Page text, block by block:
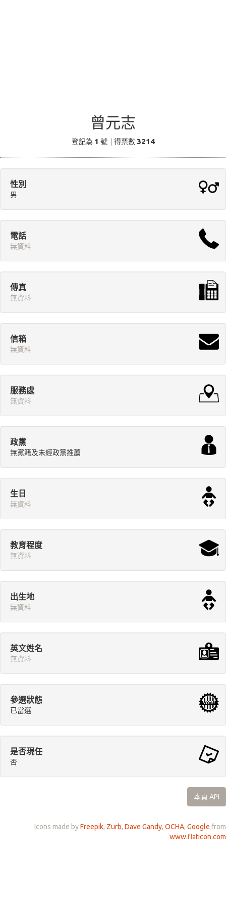
曾元志
登記為 1 號 得票數3214
性別
男
電話
無資料
傳真
無資料
信箱
無資料
服務處
無資料
政黨
無黨籍及未經政黨推薦
生日
無資料
教育程度
無資料
出生地
無資料
英文姓名
無資料
參選狀態
已當選
是否現任
否
本頁 API
Icons made byFreepik, Zurb, Dave Gandy, OCHA, Google from
www.flaticon.com